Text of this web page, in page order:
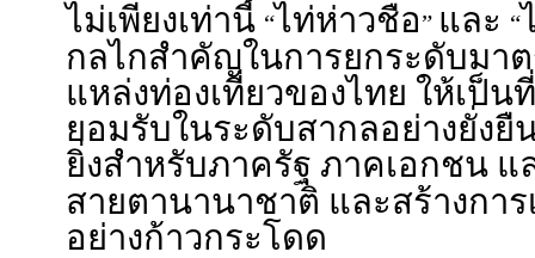
ไม่เพียงเท่านี้ “ไท่ห่าวชือ” และ “
กลไกสำคัญในการยกระดับมา
แหล่งท่องเที่ยวของไทย ให้เป็น
ยอมรับในระดับสากลอย่างยั่ง
ยิ่งสำหรับภาครัฐ ภาคเอกชน แ
สายตานานาชาติ และสร้างกา
อย่างก้าวกระโดด